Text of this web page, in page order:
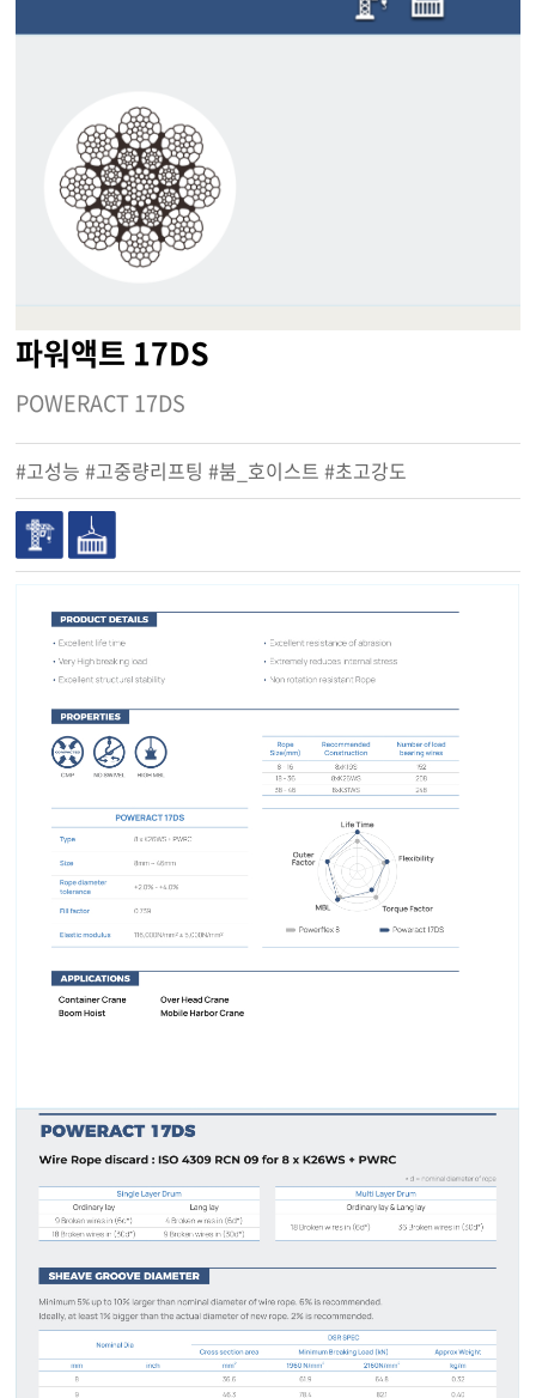
파워액트 17DS
POWERACT 17DS
#고성능 #고중량리프팅 #붐_호이스트 #초고강도